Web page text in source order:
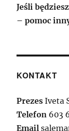
Jeśli
– pomoc
KONTAKT
Prezes Iveta
Telefon 603
Email